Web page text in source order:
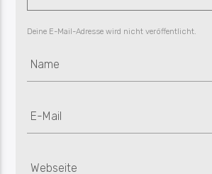
Deine E-Mail-Adresse wird nicht veröffentlicht.